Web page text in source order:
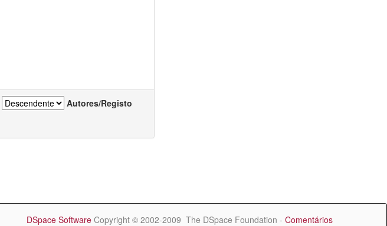
Autores/Registo
DSpace Software Copyright © 2002-2009 The DSpace Foundation - Comentários